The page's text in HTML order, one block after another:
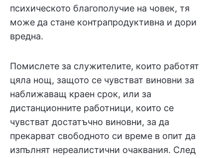
психическото благополучие на човек, тя
може да стане контрапродуктивна и дори
вредна.
Помислете за служителите, които работят
цяла нощ, защото се чувстват виновни за
наближаващ краен срок, или за
дистанционните работници, които се
чувстват достатъчно виновни, за да
прекарват свободното си време в опит да
изпълнят нереалистични очаквания. След